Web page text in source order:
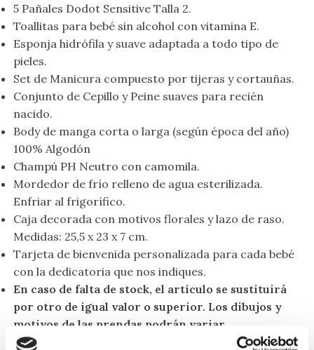
5 Pañales Dodot Sensitive Talla 2.
Toallitas para bebé sin alcohol con vitamina E.
Esponja hidrófila y suave adaptada a todo tipo de
pieles.
Set de Manicura compuesto por tijeras y cortauñas.
Conjunto de Cepillo y Peine suaves para recién
nacido.
Body de manga corta o larga (según época del año)
100% Algodón
Champú PH Neutro con camomila.
Mordedor de frío relleno de agua esterilizada.
Enfriar al frigorífico.
Caja decorada con motivos florales y lazo de raso.
Medidas: 25,5 x 23 x 7 cm.
Tarjeta de bienvenida personalizada para cada bebé
con la dedicatoria que nos indiques.
En caso de falta de stock, el artículo se sustituirá
por otro de igual valor o superior. Los dibujos y
motivos de las prendas podrán variar.
Personaliza tu Regalo Bebe Floral con el nombre del